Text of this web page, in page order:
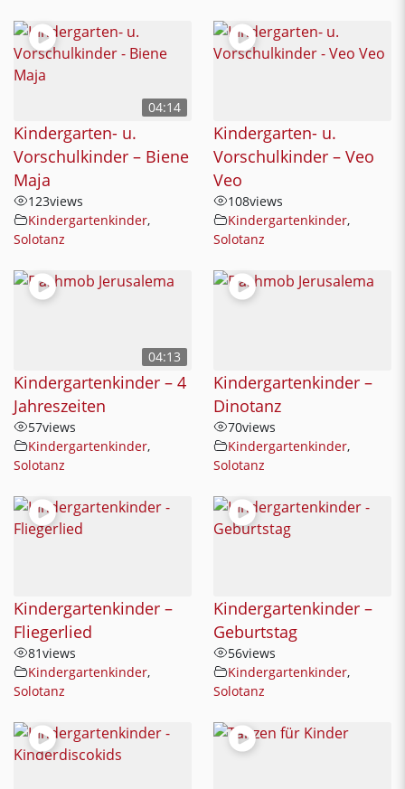
04:14
Kindergarten- u.
Vorschulkinder – Biene
Maja
123views
Kindergartenkinder,
Solotanz
Kindergarten- u.
Vorschulkinder – Veo
Veo
108views
Kindergartenkinder,
Solotanz
04:13
Kindergartenkinder – 4
Jahreszeiten
57views
Kindergartenkinder,
Solotanz
Kindergartenkinder –
Dinotanz
70views
Kindergartenkinder,
Solotanz
Kindergartenkinder –
Fliegerlied
81views
Kindergartenkinder,
Solotanz
Kindergartenkinder –
Geburtstag
56views
Kindergartenkinder,
Solotanz